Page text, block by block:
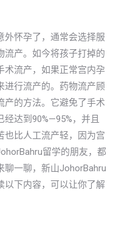
外怀孕了，通常会选择服
流产。如今将孩子打掉的
术流产，如果正常宫内孕
进行流产的。药物流产顾
产的方法。它避免了手术
达到90%—95%，并且
也比人工流产轻，因为宫
留学的朋友，都
聊一聊，新山JohorBahru
以下内容，可以让你了解